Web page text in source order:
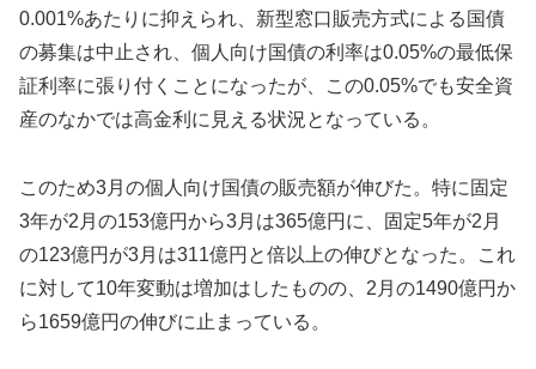
0.001%あたりに抑えられ、新型窓口販売方式による国債
の募集は中止され、個人向け国債の利率は0.05%の最低保
証利率に張り付くことになったが、この0.05%でも安全資
産のなかでは高金利に見える状況となっている。
このため3月の個人向け国債の販売額が伸びた。特に固定
3年が2月の153億円から3月は365億円に、固定5年が2月
の123億円が3月は311億円と倍以上の伸びとなった。これ
に対して10年変動は増加はしたものの、2月の1490億円か
ら1659億円の伸びに止まっている。